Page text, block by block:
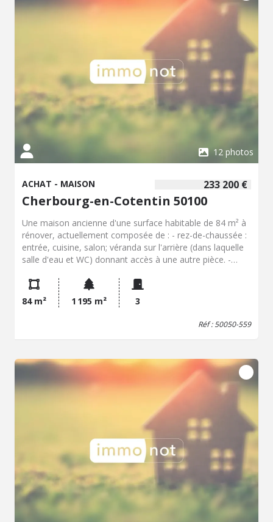
12 photos
233 200 €
ACHAT - MAISON
Cherbourg-en-Cotentin 50100
Une maison ancienne d'une surface habitable de 84 m² à
rénover, actuellement composée de : - rez-de-chaussée :
entrée, cuisine, salon; véranda sur l'arrière (dans laquelle
salle d'eau et WC) donnant accès à une autre pièce. -
autour de laquelle plusieurs dépendances (garage, atelier,
anciennes étables, ancien pressoir...- pour une surface au
sol d'environ 150 m²). Terrain sur l'arrière de la maison
d'une surface de 580 m² pour lequel un certificat
84 m² 1 195 m² 3
Réf : 50050-559